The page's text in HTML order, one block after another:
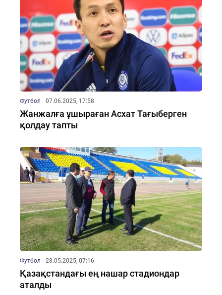
Футбол 07.06.2025, 17:58
Жанжалға ұшыраған Асхат Тағыберген
қолдау тапты
Футбол 28.05.2025, 07:16
Қазақстандағы ең нашар стадиондар
аталды